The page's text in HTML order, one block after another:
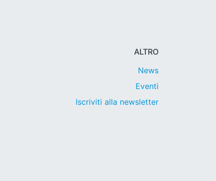
ALTRO
News
Eventi
Iscriviti alla newsletter